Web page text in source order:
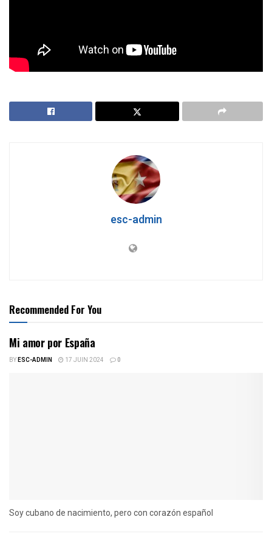
esc-admin
Recommended For You
Mi amor por España
BYESC-ADMIN 17 JUIN 2024 0
Soy cubano de nacimiento, pero con corazón español